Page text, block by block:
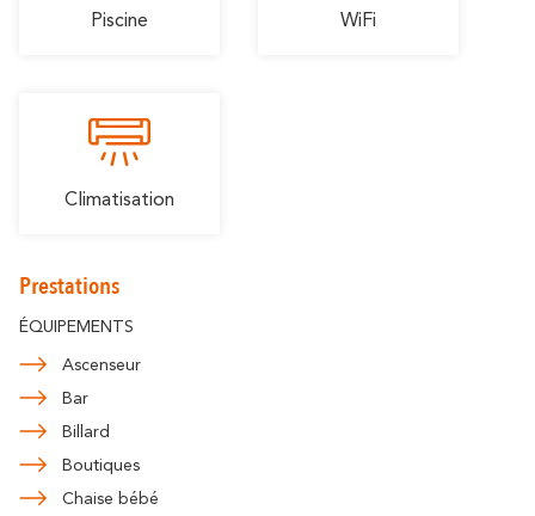
Piscine WiFi
Climatisation
Prestations
ÉQUIPEMENTS
Ascenseur
Bar
Billard
Boutiques
Chaise bébé